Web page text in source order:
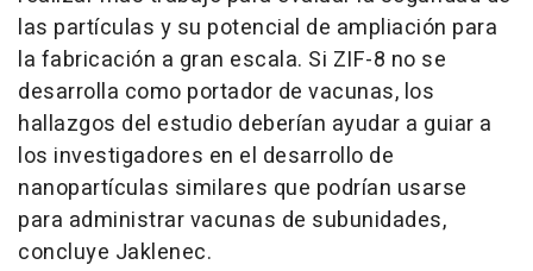
las partículas y su potencial de ampliación para
la fabricación a gran escala. Si ZIF-8 no se
desarrolla como portador de vacunas, los
hallazgos del estudio deberían ayudar a guiar a
los investigadores en el desarrollo de
nanopartículas similares que podrían usarse
para administrar vacunas de subunidades,
concluye Jaklenec.